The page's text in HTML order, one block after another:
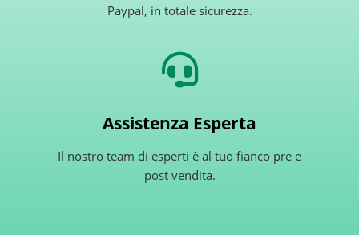
Paypal, in totale sicurezza.
Assistenza Esperta
Il nostro team di esperti è al tuo fianco pre e
post vendita.